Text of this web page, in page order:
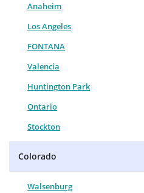
Anaheim
Los Angeles
FONTANA
Valencia
Huntington Park
Ontario
Stockton
Colorado
Walsenburg